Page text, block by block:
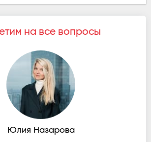
на все вопросы
Юлия Назарова